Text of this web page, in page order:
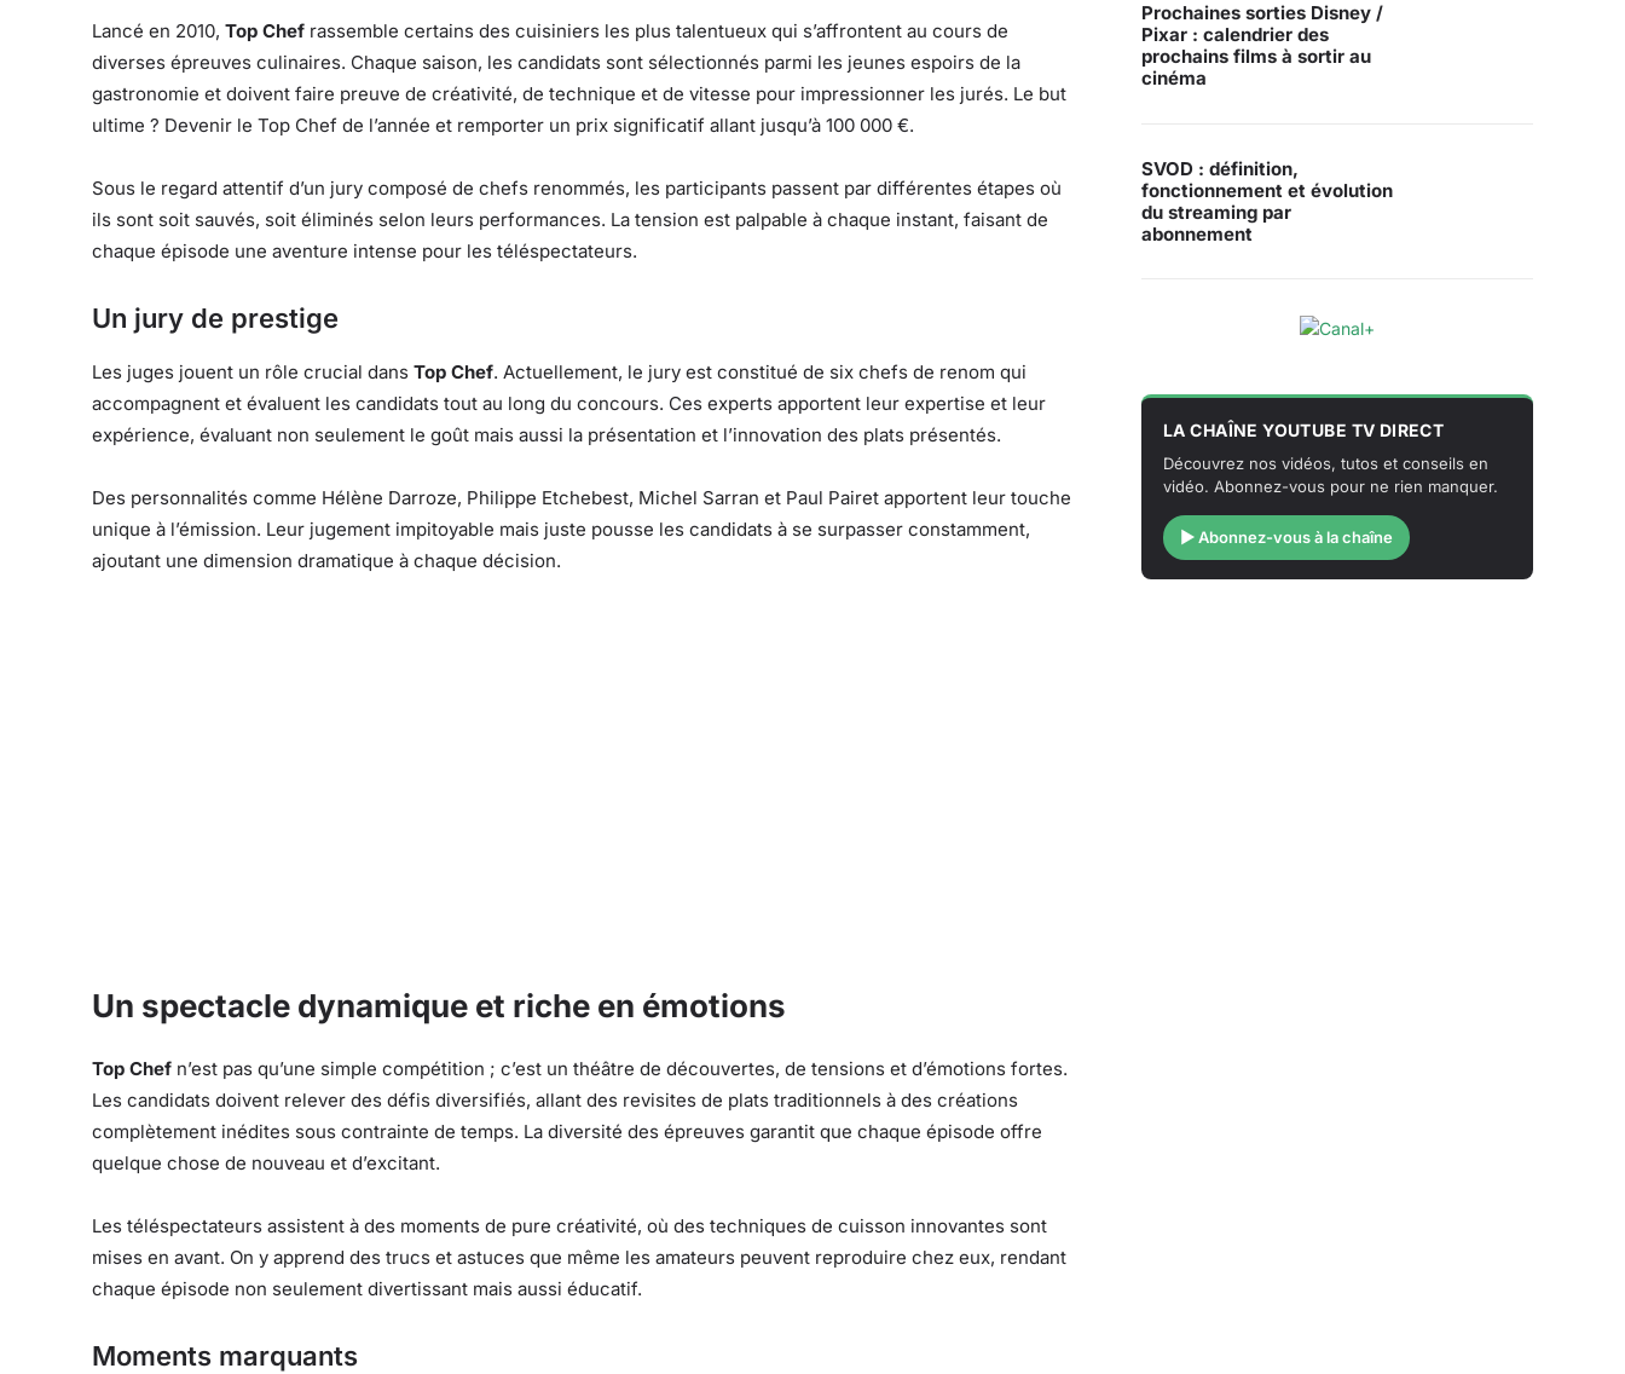
Lancé en 2010, Top Chef rassemble certains des cuisiniers les plus talentueux qui s’affrontent au cours de
diverses épreuves culinaires. Chaque saison, les candidats sont sélectionnés parmi les jeunes espoirs de la
gastronomie et doivent faire preuve de créativité, de technique et de vitesse pour impressionner les jurés. Le but
ultime ? Devenir le Top Chef de l’année et remporter un prix significatif allant jusqu’à 100 000 €.
Sous le regard attentif d’un jury composé de chefs renommés, les participants passent par différentes étapes où
ils sont soit sauvés, soit éliminés selon leurs performances. La tension est palpable à chaque instant, faisant de
chaque épisode une aventure intense pour les téléspectateurs.
Un jury de prestige
Les juges jouent un rôle crucial dans Top Chef. Actuellement, le jury est constitué de six chefs de renom qui
accompagnent et évaluent les candidats tout au long du concours. Ces experts apportent leur expertise et leur
expérience, évaluant non seulement le goût mais aussi la présentation et l’innovation des plats présentés.
Des personnalités comme Hélène Darroze, Philippe Etchebest, Michel Sarran et Paul Pairet apportent leur touche
unique à l’émission. Leur jugement impitoyable mais juste pousse les candidats à se surpasser constamment,
ajoutant une dimension dramatique à chaque décision.
Un spectacle dynamique et riche en émotions
Top Chef n’est pas qu’une simple compétition ; c’est un théâtre de découvertes, de tensions et d’émotions fortes.
Les candidats doivent relever des défis diversifiés, allant des revisites de plats traditionnels à des créations
complètement inédites sous contrainte de temps. La diversité des épreuves garantit que chaque épisode offre
quelque chose de nouveau et d’excitant.
Les téléspectateurs assistent à des moments de pure créativité, où des techniques de cuisson innovantes sont
mises en avant. On y apprend des trucs et astuces que même les amateurs peuvent reproduire chez eux, rendant
chaque épisode non seulement divertissant mais aussi éducatif.
Moments marquants
Prochaines sorties Disney /
Pixar : calendrier des
prochains films à sortir au
cinéma
SVOD : définition,
fonctionnement et évolution
du streaming par
abonnement
LA CHAÎNE YOUTUBE TV DIRECT
Découvrez nos vidéos, tutos et conseils en
vidéo. Abonnez-vous pour ne rien manquer.
▶ Abonnez-vous à la chaîne